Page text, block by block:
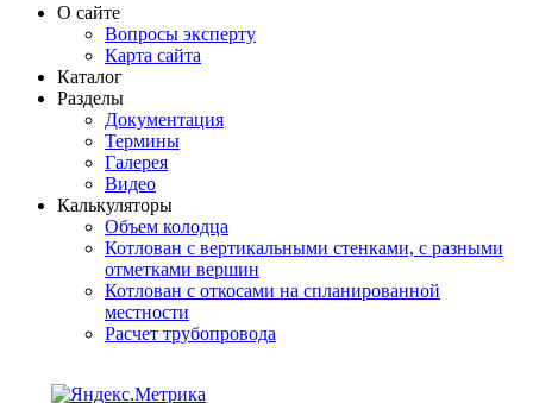
О сайте
Вопросы эксперту
Карта сайта
Каталог
Разделы
Документация
Термины
Галерея
Видео
Калькуляторы
Объем колодца
Котлован с вертикальными стенками, с разными
отметками вершин
Котлован с откосами на спланированной
местности
Расчет трубопровода